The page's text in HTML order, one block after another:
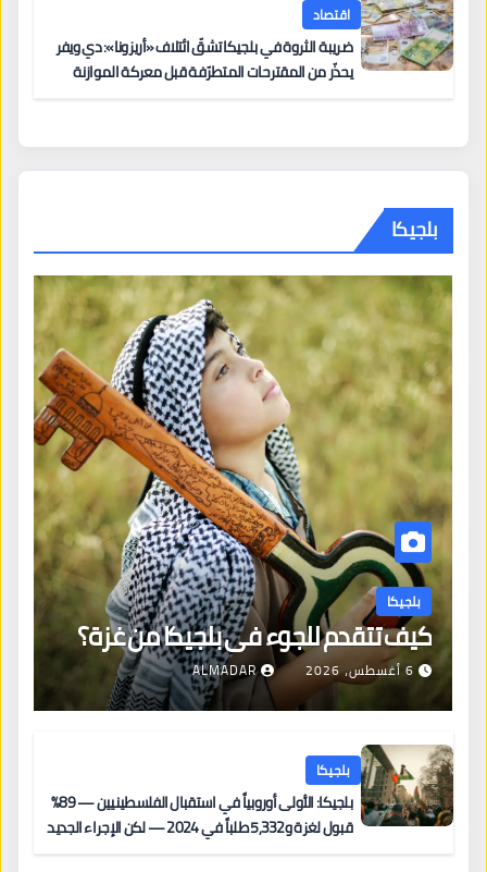
اقتصاد
ضريبة الثروة في بلجيكا تشقّ ائتلاف «أريزونا»: دي ويفر
يحذّر من المقترحات المتطرّفة قبل معركة الموازنة
بلجيكا
بلجيكا
كيف تتقدم للجوء في بلجيكا من غزة؟
6 أغسطس، 2026 ALMADAR
بلجيكا
بلجيكا: الأولى أوروبياً في استقبال الفلسطينيين — 89%
قبول لغزة و5,332 طلباً في 2024 — لكن الإجراء الجديد